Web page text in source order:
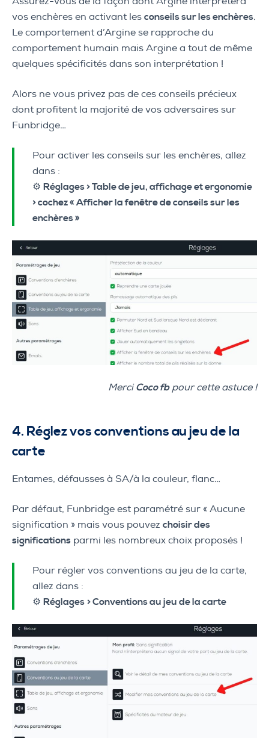
vos enchères en activant les conseils sur les enchères.
Le comportement d’Argine se rapproche du
comportement humain mais Argine a tout de même
quelques spécificités dans son interprétation !
Alors ne vous privez pas de ces conseils précieux
dont profitent la majorité de vos adversaires sur
Funbridge…
Pour activer les conseils sur les enchères, allez
dans :
⚙️ Réglages > Table de jeu, affichage et ergonomie
> cochez « Afficher la fenêtre de conseils sur les
enchères »
MerciCoco fbpour cette astuce !
4. Réglez vos conventions au jeu de la
carte
Entames, défausses à SA/à la couleur, flanc…
Par défaut, Funbridge est paramétré sur « Aucune
signification » mais vous pouvez choisir des
significations parmi les nombreux choix proposés !
Pour régler vos conventions au jeu de la carte,
allez dans :
⚙️ Réglages > Conventions au jeu de la carte